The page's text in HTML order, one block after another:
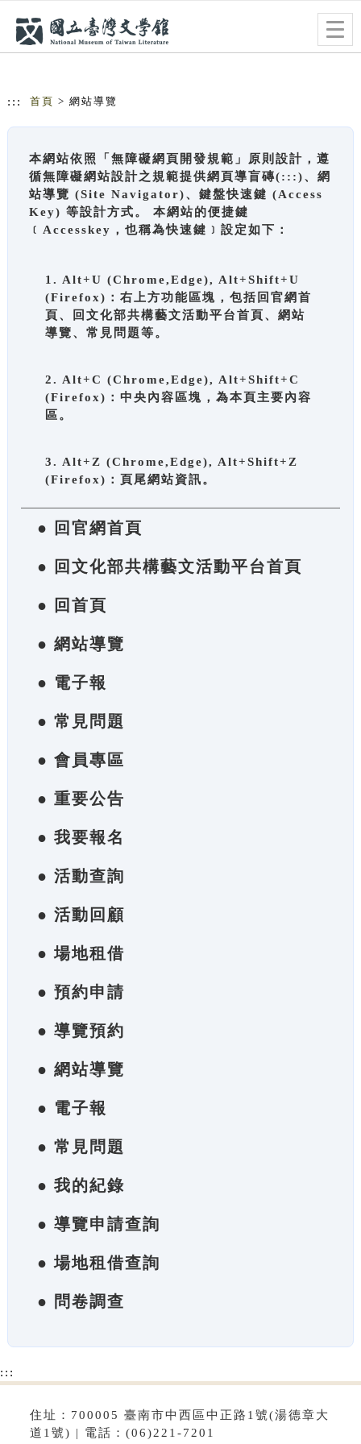
::: 首頁 > 網站導覽
本網站依照「無障礙網頁開發規範」原則設計，遵
循無障礙網站設計之規範提供網頁導盲磚(:::)、網
站導覽 (Site Navigator)、鍵盤快速鍵 (Access
Key) 等設計方式。 本網站的便捷鍵
﹝Accesskey，也稱為快速鍵﹞設定如下：
1. Alt+U (Chrome,Edge), Alt+Shift+U
(Firefox)：右上方功能區塊，包括回官網首
頁、回文化部共構藝文活動平台首頁、網站
導覽、常見問題等。
2. Alt+C (Chrome,Edge), Alt+Shift+C
(Firefox)：中央內容區塊，為本頁主要內容
區。
3. Alt+Z (Chrome,Edge), Alt+Shift+Z
(Firefox)：頁尾網站資訊。
● 回官網首頁
● 回文化部共構藝文活動平台首頁
● 回首頁
● 網站導覽
● 電子報
● 常見問題
● 會員專區
● 重要公告
● 我要報名
● 活動查詢
● 活動回顧
● 場地租借
● 預約申請
● 導覽預約
● 網站導覽
● 電子報
● 常見問題
● 我的紀錄
● 導覽申請查詢
● 場地租借查詢
● 問卷調查
:::
住址：700005 臺南市中西區中正路1號(湯德章大
道1號) | 電話：(06)221-7201